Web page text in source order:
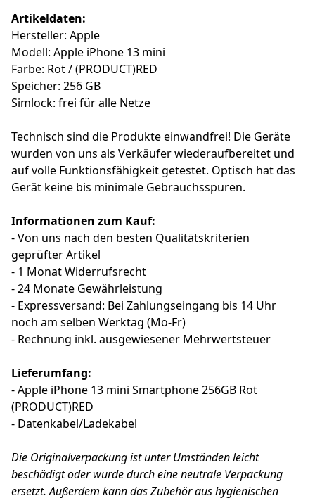
Artikeldaten:
Hersteller: Apple
Modell: Apple iPhone 13 mini
Farbe: Rot / (PRODUCT)RED
Speicher: 256 GB
Simlock: frei für alle Netze
Technisch sind die Produkte einwandfrei! Die Geräte
wurden von uns als Verkäufer wiederaufbereitet und
auf volle Funktionsfähigkeit getestet. Optisch hat das
Gerät keine bis minimale Gebrauchsspuren.
Informationen zum Kauf:
- Von uns nach den besten Qualitätskriterien
geprüfter Artikel
- 1 Monat Widerrufsrecht
- 24 Monate Gewährleistung
- Expressversand: Bei Zahlungseingang bis 14 Uhr
noch am selben Werktag (Mo-Fr)
- Rechnung inkl. ausgewiesener Mehrwertsteuer
Lieferumfang:
- Apple iPhone 13 mini Smartphone 256GB Rot
(PRODUCT)RED
- Datenkabel/Ladekabel
Die Originalverpackung ist unter Umständen leicht
beschädigt oder wurde durch eine neutrale Verpackung
ersetzt. Außerdem kann das Zubehör aus hygienischen